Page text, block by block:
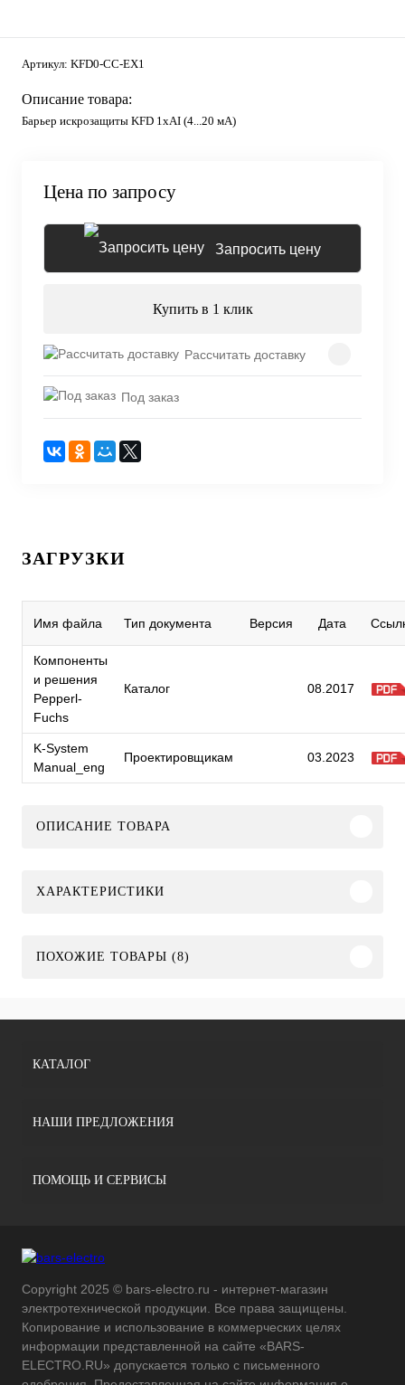
Артикул: KFD0-CC-EX1
Описание товара:
Барьер искрозащиты KFD 1хAI (4...20 мА)
Цена по запросу
Запросить цену
Купить в 1 клик
Рассчитать доставку
Под заказ
ЗАГРУЗКИ
Имя файла Тип документа Версия Дата
Компоненты
и решения
Pepperl-
Fuchs
Каталог 08.2017
K-System
Manual_eng
Проектировщикам 03.2023
ОПИСАНИЕ ТОВАРА
ХАРАКТЕРИСТИКИ
ПОХОЖИЕ ТОВАРЫ (8)
КАТАЛОГ
НАШИ ПРЕДЛОЖЕНИЯ
ПОМОЩЬ И СЕРВИСЫ
Copyright 2025 © bars-electro.ru - интернет-магазин
электротехнической продукции. Все права защищены.
Копирование и использование в коммерческих целях
информации представленной на сайте «BARS-
ELECTRO.RU» допускается только с письменного